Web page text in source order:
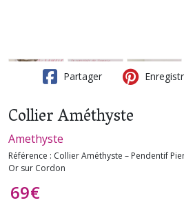
Partager
Collier Améthyste
Amethyste
Référence : Collier Améthyste – Pendentif
Or sur Cordon
69€